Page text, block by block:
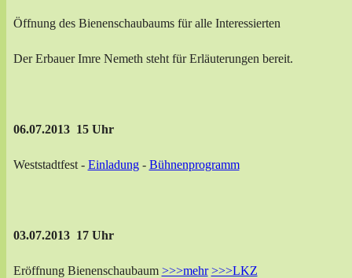
Öffnung des Bienenschaubaums für alle Interessierten
Der Erbauer Imre Nemeth steht für Erläuterungen bereit.
06.07.2013 15 Uhr
Weststadtfest - Einladung- Bühnenprogramm
03.07.2013 17 Uhr
Eröffnung Bienenschaubaum >>>mehr >>>LKZ